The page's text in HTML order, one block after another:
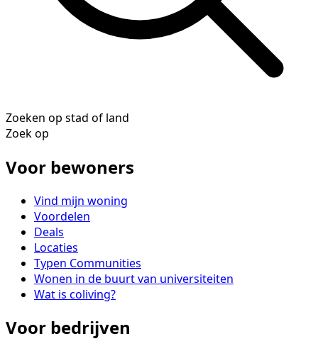
Zoeken op stad of land
Zoek op
Voor bewoners
Vind mijn woning
Voordelen
Deals
Locaties
Typen Communities
Wonen in de buurt van universiteiten
Wat is coliving?
Voor bedrijven